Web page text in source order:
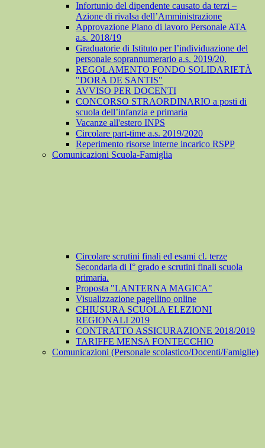
Infortunio del dipendente causato da terzi –
Azione di rivalsa dell’Amministrazione
Approvazione Piano di lavoro Personale ATA
a.s. 2018/19
Graduatorie di Istituto per l’individuazione del
personale soprannumerario a.s. 2019/20.
REGOLAMENTO FONDO SOLIDARIETÀ
"DORA DE SANTIS"
AVVISO PER DOCENTI
CONCORSO STRAORDINARIO a posti di
scuola dell’infanzia e primaria
Vacanze all'estero INPS
Circolare part-time a.s. 2019/2020
Reperimento risorse interne incarico RSPP
Comunicazioni Scuola-Famiglia
Circolare scrutini finali ed esami cl. terze
Secondaria di I° grado e scrutini finali scuola
primaria.
Proposta "LANTERNA MAGICA"
Visualizzazione pagellino online
CHIUSURA SCUOLA ELEZIONI
REGIONALI 2019
CONTRATTO ASSICURAZIONE 2018/2019
TARIFFE MENSA FONTECCHIO
Comunicazioni (Personale scolastico/Docenti/Famiglie)